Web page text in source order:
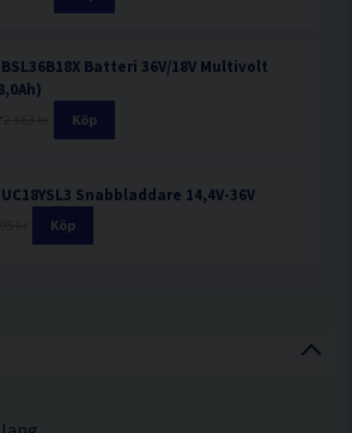
Batteri 36V/18V Multivolt
Köp
Snabbladdare 14,4V-36V
Köp